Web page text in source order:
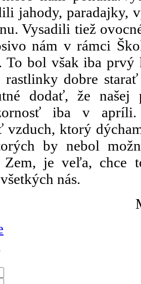
jahody, paradajky,
Vysadili tiež
nám v rámci
To bol však iba prvý
dobre
dodať, že našej
iba v apríli.
vzduch, ktorý
by nebol
Zem, je veľa, chce
nás.